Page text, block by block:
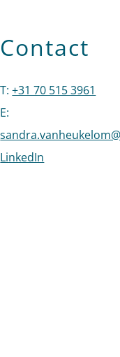
Contact
T:+31 70 515 3961
E:
LinkedIn